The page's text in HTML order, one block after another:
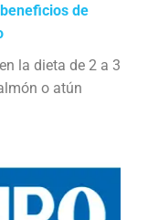
de
la dieta de 2 a 3
o atún